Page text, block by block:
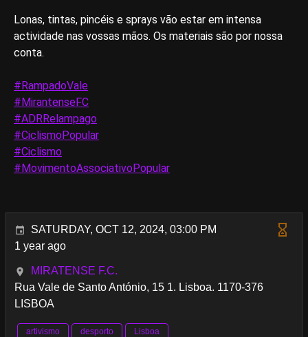
Lonas, tintas, pincéis e sprays vão estar em intensa
actividade nas vossas mãos. Os materiais são por nossa
conta.
#RampadoVale
#MirantenseFC
#ADRRelampago
#CiclismoPopular
#Ciclismo
#MovimentoAssociativoPopular
SATURDAY, OCT 12, 2024, 03:00 PM
1 year ago
MIRATENSE F.C.
Rua Vale de Santo António, 15 1. Lisboa. 1170-376
LISBOA
artivismo desporto Lisboa